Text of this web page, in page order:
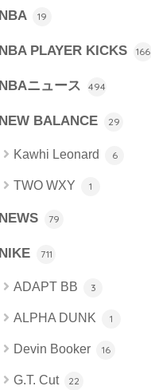
NBA 19
NBA PLAYER KICKS 166
NBAニュース 494
NEW BALANCE 29
Kawhi Leonard 6
TWO WXY 1
NEWS 79
NIKE 711
ADAPT BB 3
ALPHA DUNK 1
Devin Booker 16
G.T. Cut 22